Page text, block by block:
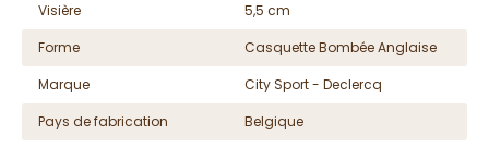
Visière
5,5 cm
Forme
Casquette Bombée Anglaise
Marque
City Sport - Declercq
Pays de fabrication
Belgique